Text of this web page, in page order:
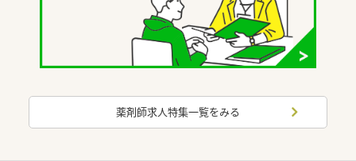
薬剤師求人特集一覧をみる